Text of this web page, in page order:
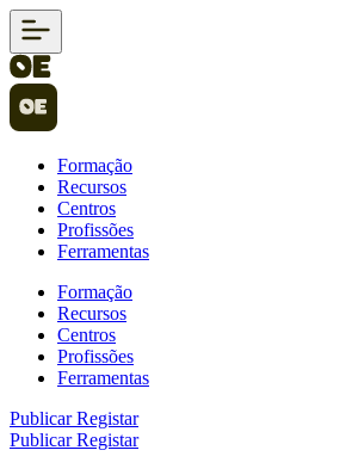
Formação
Recursos
Centros
Profissões
Ferramentas
Formação
Recursos
Centros
Profissões
Ferramentas
PublicarRegistar
PublicarRegistar